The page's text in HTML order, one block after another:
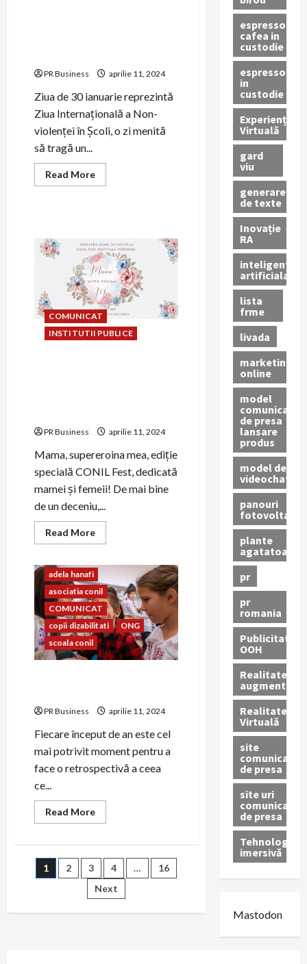
PR Business aprilie 11, 2024
Ziua de 30 ianuarie reprezintă
Ziua Internațională a Non-
violenței în Școli, o zi menită
să tragă un...
Read MoreRead
more
organizat
de
Asociația
CONIL
cu
ocazia
Zilei
Nonviolenței
in
Școli
COMUNICAT
INSTITUTII PUBLICE
PR Business aprilie 11, 2024
Mama, supereroina mea, ediție
specială CONIL Fest, dedicată
mamei și femeii! De mai bine
de un deceniu,...
Read MoreRead
more
CONIL
da
start
inscrierilor
la
evenimentul
Mama,
supereroina
mea!,
ediție
adela hanafi
asociatia conil
COMUNICAT
copii dizabilitati
ONG
scoala conil
PR Business aprilie 11, 2024
Fiecare început de an este cel
mai potrivit moment pentru a
face o retrospectivă a ceea
ce...
Read MoreRead
more
–
Raport
de
activitate
2022
Paginație
articole
1 2 3 4 …
16
Next
espressor
cafea in
custodie
espressor
in
custodie
Experiență
Virtuală
gard
viu
generare
de texte
Inovație
RA
inteligenta
artificiala
lista
frme
livada
marketing
online
model
comunicat
de presa
lansare
produs
model de
videochat
panouri
fotovoltaice
plante
agatatoare
pr
pr
romania
Publicitate
OOH
Realitatea
augmentată
Realitatea
Virtuală
site
comunicate
de presa
site uri
comunicate
de presa
Tehnologie
imersivă
Mastodon